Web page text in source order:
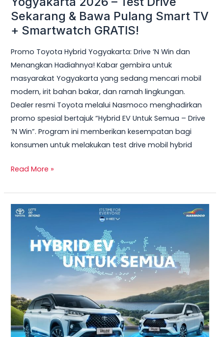
Sekarang & Bawa Pulang Smart TV
+ Smartwatch GRATIS!
Promo Toyota Hybrid Yogyakarta: Drive ‘N Win dan
Menangkan Hadiahnya! Kabar gembira untuk
masyarakat Yogyakarta yang sedang mencari mobil
modern, irit bahan bakar, dan ramah lingkungan.
Dealer resmi Toyota melalui Nasmoco menghadirkan
promo spesial bertajuk “Hybrid EV Untuk Semua – Drive
‘N Win”. Program ini memberikan kesempatan bagi
konsumen untuk melakukan test drive mobil hybrid
Toyota
Hybrid
2026
–
Test
Drive
Sekarang
&
Bawa
Pulang
TV
GRATIS!
Read More »
Toyota
Promo
Terbaru
di